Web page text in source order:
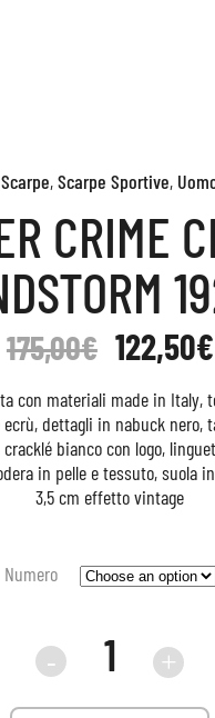
Scarpe,Scarpe Sportive,
CRIME
175,00€ 122,50€
con materiali made in Italy,
dettagli in nabuck nero,
bianco con logo,
in pelle e tessuto, suola
3,5 cm effetto vintage
Numero
Sneaker